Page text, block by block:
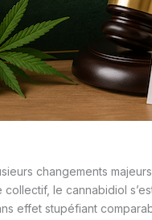
changements
le cannabidiol
effet stupéfiant